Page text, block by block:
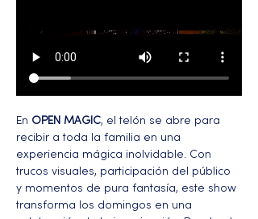
En OPEN MAGIC, el telón se abre para
recibir a toda la familia en una
experiencia mágica inolvidable. Con
trucos visuales, participación del público
y momentos de pura fantasía, este show
transforma los domingos en una